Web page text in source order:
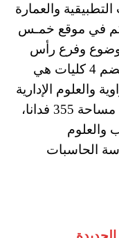
والعمارة
في موقع خمـس
وفرع رأس
سدر على مساحة 330 فدانا حيث يضم 4 كليات هي
والعلوم الإدارية
وعلوم المجتمع”، وفرع الطور على مساحة 355 فدانا،
والعلوم
الحاسبات